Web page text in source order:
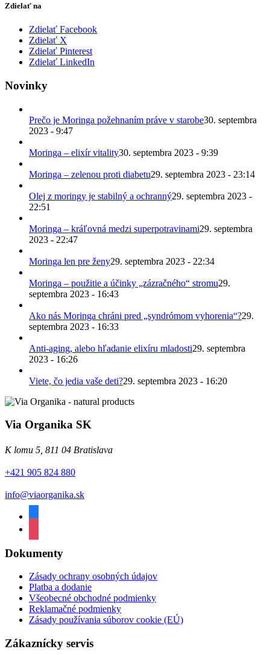
Zdielať na
Zdielať Facebook
Zdielať X
Zdielať Pinterest
Zdielať LinkedIn
Novinky
Prečo je Moringa požehnaním práve v starobe30. septembra
2023 - 9:47
Moringa – elixír vitality30. septembra 2023 - 9:39
Moringa – zelenou proti diabetu29. septembra 2023 - 23:14
Olej z moringy je stabilný a ochranný29. septembra 2023 -
22:51
Moringa – kráľovná medzi superpotravinami29. septembra
2023 - 22:47
Moringa len pre ženy29. septembra 2023 - 22:34
Moringa – použitie a účinky „zázračného“ stromu29.
septembra 2023 - 16:43
Ako nás Moringa chráni pred „syndrómom vyhorenia“?29.
septembra 2023 - 16:33
Anti-aging, alebo hľadanie elixíru mladosti29. septembra
2023 - 16:26
Viete, čo jedia vaše deti?29. septembra 2023 - 16:20
Via Organika SK
K lomu 5, 811 04 Bratislava
+421 905 824 880
info@viaorganika.sk
Dokumenty
Zásady ochrany osobných údajov
Platba a dodanie
Všeobecné obchodné podmienky
Reklamačné podmienky
Zásady používania súborov cookie (EÚ)
Zákaznícky servis